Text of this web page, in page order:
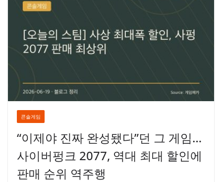
콘솔게임
“이제야 진짜 완성됐다”던 그 게임…
사이버펑크 2077, 역대 최대 할인에
판매 순위 역주행